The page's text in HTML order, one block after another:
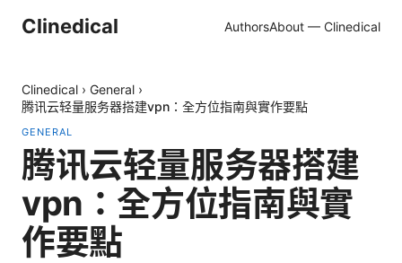
Clinedical AuthorsAbout — Clinedical
Clinedical › General ›
腾讯云轻量服务器搭建vpn：全方位指南與實作要點
GENERAL
腾讯云轻量服务器搭建
vpn：全方位指南與實
作要點